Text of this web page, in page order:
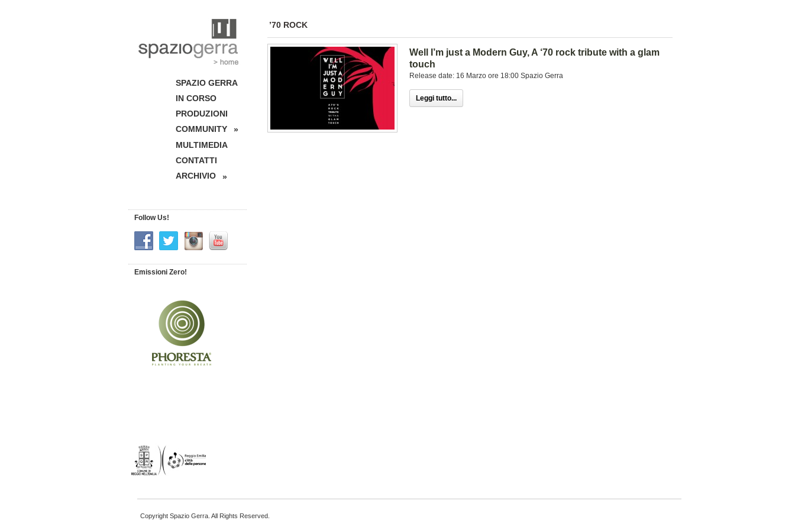
’70 ROCK
Well I’m just a Modern Guy, A ‘70 rock tribute with a glam
touch
Release date: 16 Marzo ore 18:00 Spazio Gerra
Leggi tutto...
SPAZIO GERRA
IN CORSO
PRODUZIONI
COMMUNITY
»
MULTIMEDIA
CONTATTI
ARCHIVIO
»
Follow Us!
Emissioni Zero!
Copyright Spazio Gerra. All Rights Reserved.